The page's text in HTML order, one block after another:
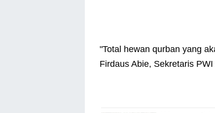
"Total hewan qurban yang
Firdaus Abie, Sekretaris